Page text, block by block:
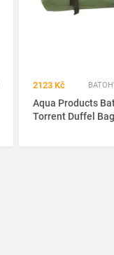
2123 Kč
Aqua Products
Torrent Duffel Bag